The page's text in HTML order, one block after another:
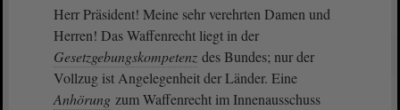
Herr Präsident! Meine sehr verehrten Damen und
Herren! Das Waffenrecht liegt in der
Gesetzgebungskompetenz des Bundes; nur der
Vollzug ist Angelegenheit der Länder. Eine
Anhörung zum Waffenrecht im Innenausschuss